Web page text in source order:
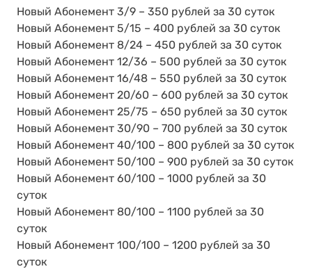
Новый Абонемент 3/9 – 350 рублей за 30 суток
Новый Абонемент 5/15 – 400 рублей за 30 суток
Новый Абонемент 8/24 – 450 рублей за 30 суток
Новый Абонемент 12/36 – 500 рублей за 30 суток
Новый Абонемент 16/48 – 550 рублей за 30 суток
Новый Абонемент 20/60 – 600 рублей за 30 суток
Новый Абонемент 25/75 – 650 рублей за 30 суток
Новый Абонемент 30/90 – 700 рублей за 30 суток
Новый Абонемент 40/100 – 800 рублей за 30 суток
Новый Абонемент 50/100 – 900 рублей за 30 суток
Новый Абонемент 60/100 – 1000 рублей за 30
суток
Новый Абонемент 80/100 – 1100 рублей за 30
суток
Новый Абонемент 100/100 – 1200 рублей за 30
суток